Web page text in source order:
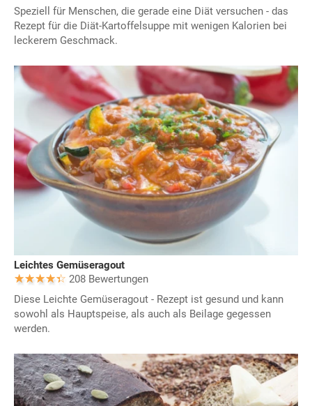
Speziell für Menschen, die gerade eine Diät versuchen - das
Rezept für die Diät-Kartoffelsuppe mit wenigen Kalorien bei
leckerem Geschmack.
Leichtes Gemüseragout
208 Bewertungen
Diese Leichte Gemüseragout - Rezept ist gesund und kann
sowohl als Hauptspeise, als auch als Beilage gegessen
werden.